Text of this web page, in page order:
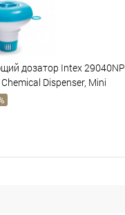
дозатор Intex 29040NP
Dispenser, Mini